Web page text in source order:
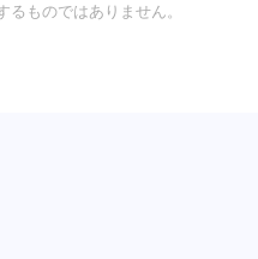
ものではありません。